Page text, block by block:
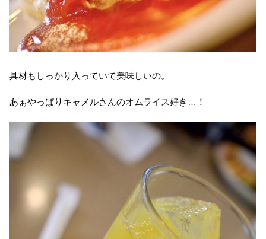
具材もしっかり入っていて美味しいの。
あぁやっぱりキャメルさんのオムライス好き…！